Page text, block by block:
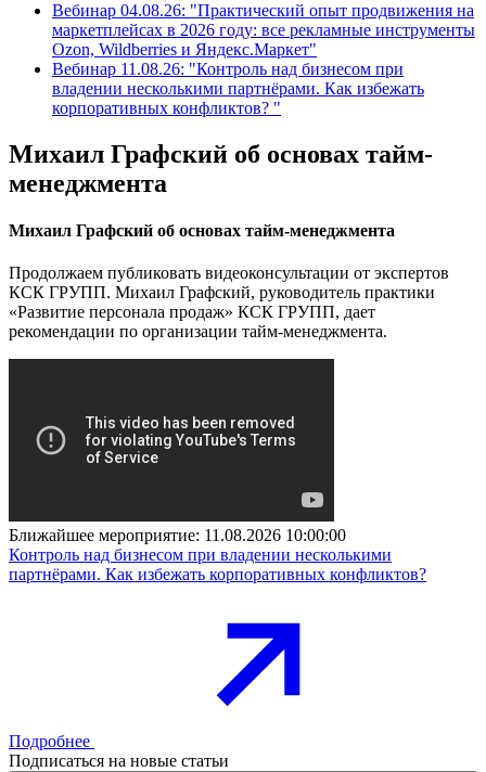
Вебинар 04.08.26: "Практический опыт продвижения на
маркетплейсах в 2026 году: все рекламные инструменты
Ozon, Wildberries и Яндекс.Маркет"
Вебинар 11.08.26: "Контроль над бизнесом при
владении несколькими партнёрами. Как избежать
корпоративных конфликтов? "
Михаил Графский об основах тайм-
менеджмента
Михаил Графский об основах тайм-менеджмента
Продолжаем публиковать видеоконсультации от экспертов
КСК ГРУПП. Михаил Графский, руководитель практики
«Развитие персонала продаж» КСК ГРУПП, дает
рекомендации по организации тайм-менеджмента.
Ближайшее мероприятие: 11.08.2026 10:00:00
Контроль над бизнесом при владении несколькими
партнёрами. Как избежать корпоративных конфликтов?
Подробнее
Подписаться на новые статьи